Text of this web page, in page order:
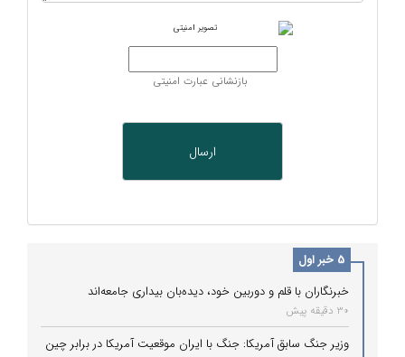
بازنشانی عبارت امنیتی
5 خبر اول
خبرنگاران با قلم و دوربین خود، دیده‌بان بیداری جامعه‌اند
30 دقیقه پیش
وزیر جنگ سابق آمریکا: جنگ با ایران موقعیت آمریکا در برابر چین